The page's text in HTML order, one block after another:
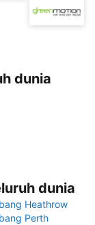
dunia
dunia
Heathrow
Perth